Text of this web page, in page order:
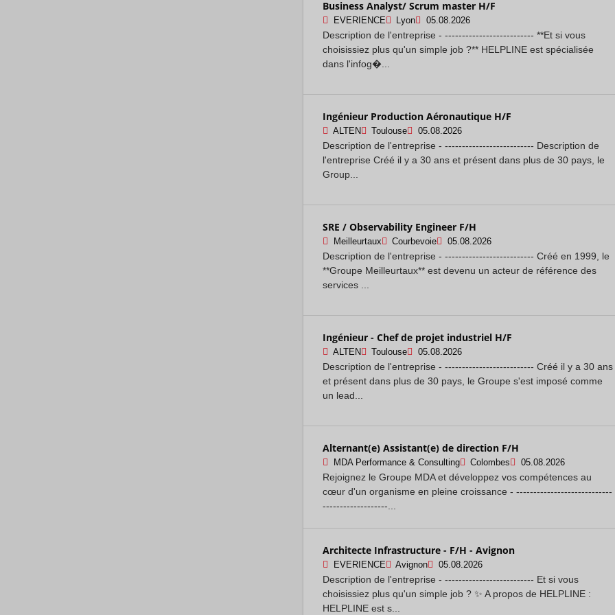
Business Analyst/ Scrum master H/F
EVERIENCE Lyon 05.08.2026
Description de l'entreprise - -------------------------- **Et si vous
choisissiez plus qu'un simple job ?** HELPLINE est spécialisée
dans l'infog�...
Ingénieur Production Aéronautique H/F
ALTEN Toulouse 05.08.2026
Description de l'entreprise - -------------------------- Description de
l'entreprise Créé il y a 30 ans et présent dans plus de 30 pays, le
Group...
SRE / Observability Engineer F/H
Meilleurtaux Courbevoie 05.08.2026
Description de l'entreprise - -------------------------- Créé en 1999, le
**Groupe Meilleurtaux** est devenu un acteur de référence des
services ...
Ingénieur - Chef de projet industriel H/F
ALTEN Toulouse 05.08.2026
Description de l'entreprise - -------------------------- Créé il y a 30 ans
et présent dans plus de 30 pays, le Groupe s'est imposé comme
un lead...
Alternant(e) Assistant(e) de direction F/H
MDA Performance & Consulting Colombes 05.08.2026
Rejoignez le Groupe MDA et développez vos compétences au
cœur d'un organisme en pleine croissance - ----------------------------
-------------------...
Architecte Infrastructure - F/H - Avignon
EVERIENCE Avignon 05.08.2026
Description de l'entreprise - -------------------------- Et si vous
choisissiez plus qu'un simple job ? ✨ A propos de HELPLINE :
HELPLINE est s...